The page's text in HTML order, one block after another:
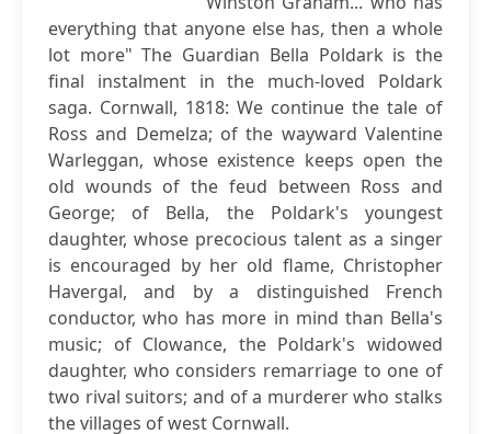
everything that anyone else has, then a whole
lot more" The Guardian Bella Poldark is the
final instalment in the much-loved Poldark
saga. Cornwall, 1818: We continue the tale of
Ross and Demelza; of the wayward Valentine
Warleggan, whose existence keeps open the
old wounds of the feud between Ross and
George; of Bella, the Poldark's youngest
daughter, whose precocious talent as a singer
is encouraged by her old flame, Christopher
Havergal, and by a distinguished French
conductor, who has more in mind than Bella's
music; of Clowance, the Poldark's widowed
daughter, who considers remarriage to one of
two rival suitors; and of a murderer who stalks
the villages of west Cornwall.